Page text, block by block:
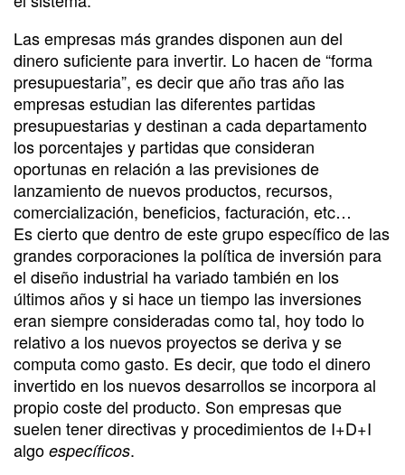
Las empresas más grandes disponen aun del
dinero suficiente para invertir. Lo hacen de “forma
presupuestaria”, es decir que año tras año las
empresas estudian las diferentes partidas
presupuestarias y destinan a cada departamento
los porcentajes y partidas que consideran
oportunas en relación a las previsiones de
lanzamiento de nuevos productos, recursos,
comercialización, beneficios, facturación, etc…
Es cierto que dentro de este grupo específico de las
grandes corporaciones la política de inversión para
el diseño industrial ha variado también en los
últimos años y si hace un tiempo las inversiones
eran siempre consideradas como tal, hoy todo lo
relativo a los nuevos proyectos se deriva y se
computa como gasto. Es decir, que todo el dinero
invertido en los nuevos desarrollos se incorpora al
propio coste del producto. Son empresas que
suelen tener directivas y procedimientos de I+D+I
algo específicos.